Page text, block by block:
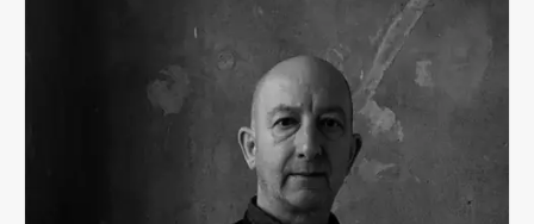
Más de Atelier Haussmann